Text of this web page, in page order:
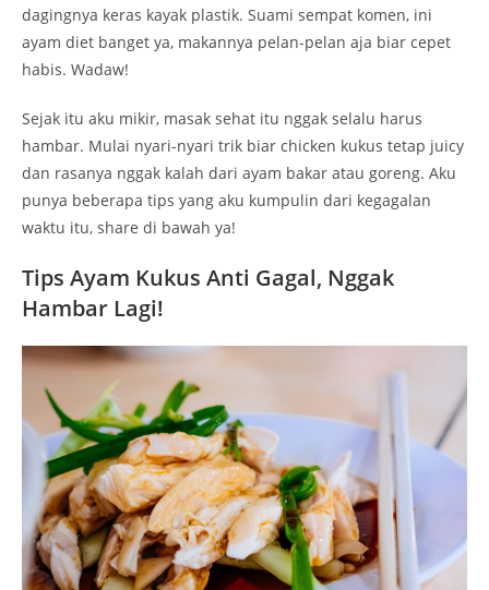
dagingnya keras kayak plastik. Suami sempat komen, ini
ayam diet banget ya, makannya pelan-pelan aja biar cepet
habis. Wadaw!
Sejak itu aku mikir, masak sehat itu nggak selalu harus
hambar. Mulai nyari-nyari trik biar chicken kukus tetap juicy
dan rasanya nggak kalah dari ayam bakar atau goreng. Aku
punya beberapa tips yang aku kumpulin dari kegagalan
waktu itu, share di bawah ya!
Tips Ayam Kukus Anti Gagal, Nggak
Hambar Lagi!